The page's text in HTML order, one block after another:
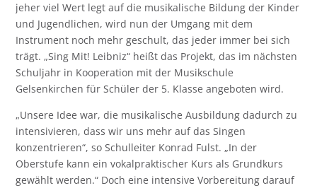
jeher viel Wert legt auf die musikalische Bildung der Kinder
und Jugendlichen, wird nun der Umgang mit dem
Instrument noch mehr geschult, das jeder immer bei sich
trägt. „Sing Mit! Leibniz“ heißt das Projekt, das im nächsten
Schuljahr in Kooperation mit der Musikschule
Gelsenkirchen für Schüler der 5. Klasse angeboten wird.
„Unsere Idee war, die musikalische Ausbildung dadurch zu
intensivieren, dass wir uns mehr auf das Singen
konzentrieren“, so Schulleiter Konrad Fulst. „In der
Oberstufe kann ein vokalpraktischer Kurs als Grundkurs
gewählt werden.“ Doch eine intensive Vorbereitung darauf